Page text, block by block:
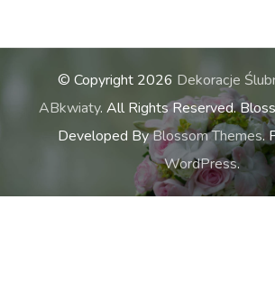
© Copyright 2026 Dekoracje
ABkwiaty. All Rights Reserved.
Developed ByBlossom Themes.
WordPress.